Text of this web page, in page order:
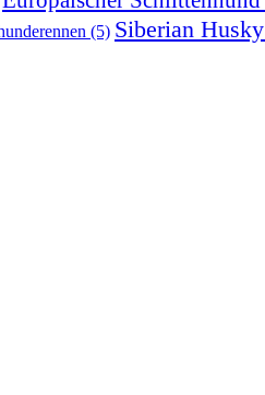
(5) Siberian Husky